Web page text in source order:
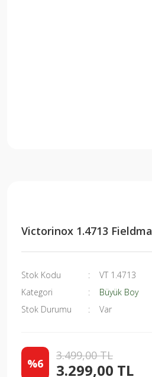
Victorinox 1.4713
Stok Kodu
VT 1.4713
Kategori
Büyük Boy
Stok Durumu
Var
%6
3.499,00 TL
3.299,00 TL